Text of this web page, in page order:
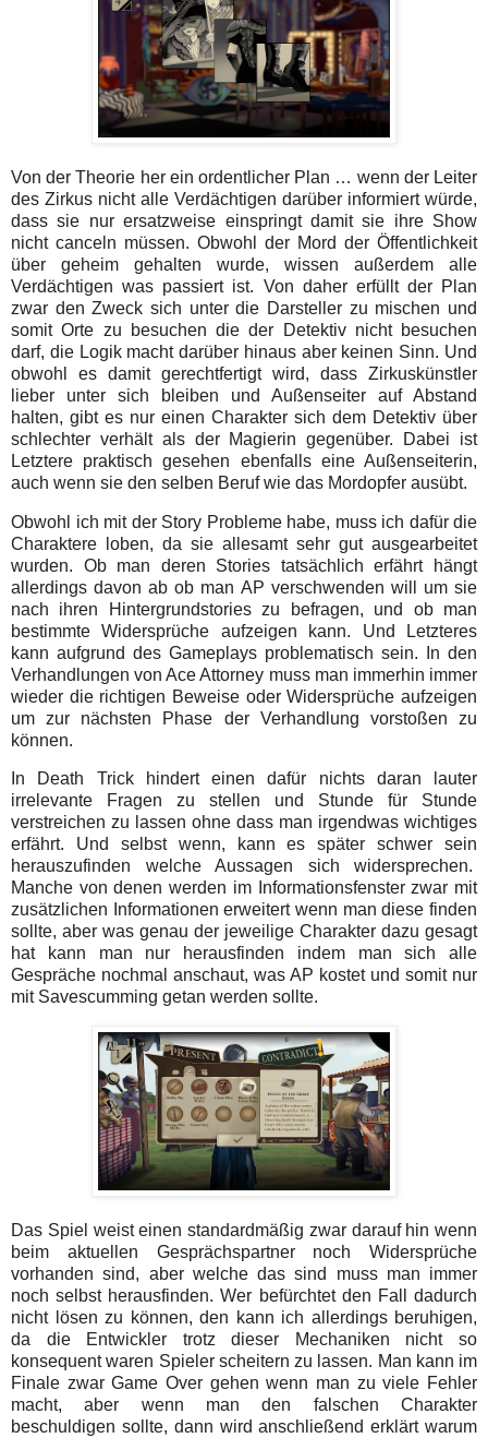
Von der Theorie her ein ordentlicher Plan … wenn der Leiter
des Zirkus nicht alle Verdächtigen darüber informiert würde,
dass sie nur ersatzweise einspringt damit sie ihre Show
nicht canceln müssen. Obwohl der Mord der Öffentlichkeit
über geheim gehalten wurde, wissen außerdem alle
Verdächtigen was passiert ist. Von daher erfüllt der Plan
zwar den Zweck sich unter die Darsteller zu mischen und
somit Orte zu besuchen die der Detektiv nicht besuchen
darf, die Logik macht darüber hinaus aber keinen Sinn. Und
obwohl es damit gerechtfertigt wird, dass Zirkuskünstler
lieber unter sich bleiben und Außenseiter auf Abstand
halten, gibt es nur einen Charakter sich dem Detektiv über
schlechter verhält als der Magierin gegenüber. Dabei ist
Letztere praktisch gesehen ebenfalls eine Außenseiterin,
auch wenn sie den selben Beruf wie das Mordopfer ausübt.
Obwohl ich mit der Story Probleme habe, muss ich dafür die
Charaktere loben, da sie allesamt sehr gut ausgearbeitet
wurden. Ob man deren Stories tatsächlich erfährt hängt
allerdings davon ab ob man AP verschwenden will um sie
nach ihren Hintergrundstories zu befragen, und ob man
bestimmte Widersprüche aufzeigen kann. Und Letzteres
kann aufgrund des Gameplays problematisch sein. In den
Verhandlungen von Ace Attorney muss man immerhin immer
wieder die richtigen Beweise oder Widersprüche aufzeigen
um zur nächsten Phase der Verhandlung vorstoßen zu
können.
In Death Trick hindert einen dafür nichts daran lauter
irrelevante Fragen zu stellen und Stunde für Stunde
verstreichen zu lassen ohne dass man irgendwas wichtiges
erfährt. Und selbst wenn, kann es später schwer sein
herauszufinden welche Aussagen sich widersprechen.
Manche von denen werden im Informationsfenster zwar mit
zusätzlichen Informationen erweitert wenn man diese finden
sollte, aber was genau der jeweilige Charakter dazu gesagt
hat kann man nur herausfinden indem man sich alle
Gespräche nochmal anschaut, was AP kostet und somit nur
mit Savescumming getan werden sollte.
Das Spiel weist einen standardmäßig zwar darauf hin wenn
beim aktuellen Gesprächspartner noch Widersprüche
vorhanden sind, aber welche das sind muss man immer
noch selbst herausfinden. Wer befürchtet den Fall dadurch
nicht lösen zu können, den kann ich allerdings beruhigen,
da die Entwickler trotz dieser Mechaniken nicht so
konsequent waren Spieler scheitern zu lassen. Man kann im
Finale zwar Game Over gehen wenn man zu viele Fehler
macht, aber wenn man den falschen Charakter
beschuldigen sollte, dann wird anschließend erklärt warum